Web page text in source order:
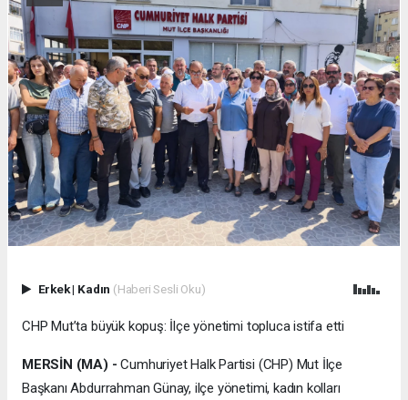
Erkek| Kadın (Haberi Sesli Oku)
CHP Mut’ta büyük kopuş: İlçe yönetimi topluca istifa etti
MERSİN (MA) - Cumhuriyet Halk Partisi (CHP) Mut İlçe
Başkanı Abdurrahman Günay, ilçe yönetimi, kadın kolları